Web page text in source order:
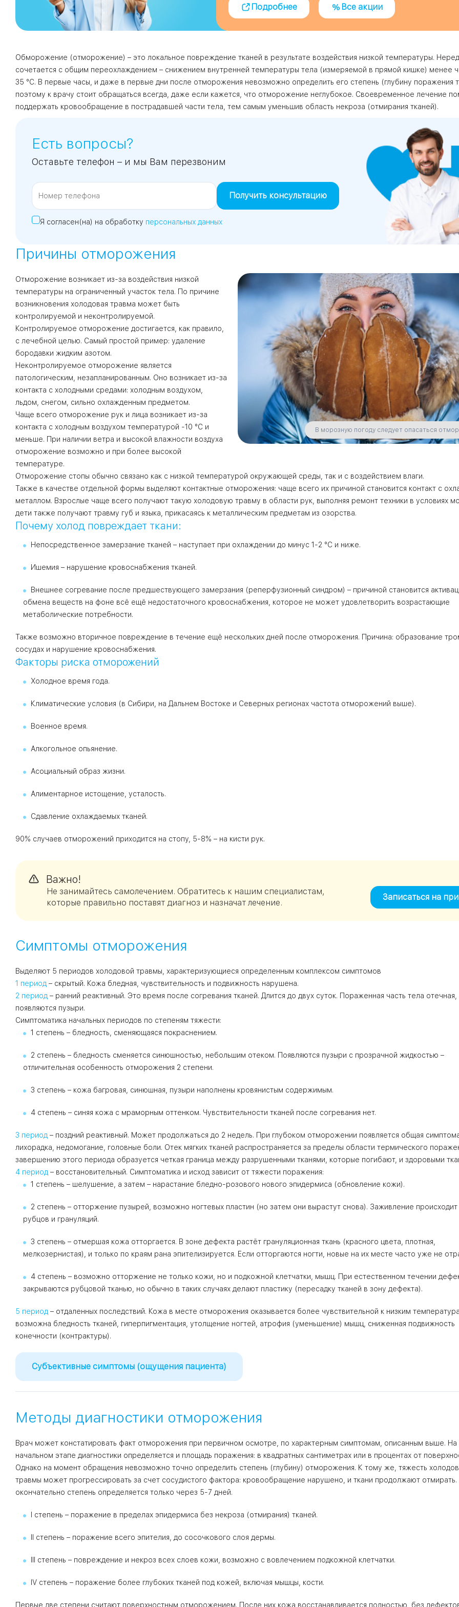
ЮВАО
ЮАО
ЮЗАО
ЗАО
ЦАО
03
06
09
1 2
14
16
Теплый Стан Шипиловская
Пражская
Академическая
Университет
Академика
Янгеля
Подробнее Все акции
Обморожение (отморожение) – это локальное повреждение тканей в результате воздействия низкой температуры.
сочетается с общим переохлаждением – снижением внутренней температуры тела (измеряемой в прямой кишке) менее
35 °C. В первые часы, и даже в первые дни после отморожения невозможно определить его степень (глубину поражения
поэтому к врачу стоит обращаться всегда, даже если кажется, что отморожение неглубокое. Своевременное лечение
поддержать кровообращение в пострадавшей части тела, тем самым уменьшив область некроза (отмирания тканей).
Есть вопросы?
Оставьте телефон – и мы Вам перезвоним
Получить консультацию
Я согласен(на) на обработку персональных данных
Причины отморожения
В морозную погоду следует опасаться
Отморожение возникает из-за воздействия низкой
температуры на ограниченный участок тела. По причине
возникновения холодовая травма может быть
контролируемой и неконтролируемой.
Контролируемое отморожение достигается, как правило,
с лечебной целью. Самый простой пример: удаление
бородавки жидким азотом.
Неконтролируемое отморожение является
патологическим, незапланированным. Оно возникает из-за
контакта с холодными средами: холодным воздухом,
льдом, снегом, сильно охлажденным предметом.
Чаще всего отморожение рук и лица возникает из-за
контакта с холодным воздухом температурой -10 °C и
меньше. При наличии ветра и высокой влажности воздуха
отморожение возможно и при более высокой
температуре.
Отморожение стопы обычно связано как с низкой температурой окружающей среды, так и с воздействием влаги.
Также в качестве отдельной формы выделяют контактные отморожения: чаще всего их причиной становится контакт с
металлом. Взрослые чаще всего получают такую холодовую травму в области рук, выполняя ремонт техники в условиях
дети также получают травму губ и языка, прикасаясь к металлическим предметам из озорства.
Почему холод повреждает ткани:
Непосредственное замерзание тканей – наступает при охлаждении до минус 1-2 °C и ниже.
Ишемия – нарушение кровоснабжения тканей.
Внешнее согревание после предшествующего замерзания (реперфузионный синдром) – причиной становится
обмена веществ на фоне всё ещё недостаточного кровоснабжения, которое не может удовлетворить возрастающие
метаболические потребности.
Также возможно вторичное повреждение в течение ещё нескольких дней после отморожения. Причина: образование
сосудах и нарушение кровоснабжения.
Факторы риска отморожений
Холодное время года.
Климатические условия (в Сибири, на Дальнем Востоке и Северных регионах частота отморожений выше).
Военное время.
Алкогольное опьянение.
Асоциальный образ жизни.
Алиментарное истощение, усталость.
Сдавление охлаждаемых тканей.
90% случаев отморожений приходится на стопу, 5-8% – на кисти рук.
Важно!
Не занимайтесь самолечением. Обратитесь к нашим специалистам,
которые правильно поставят диагноз и назначат лечение.
Записаться на
Симптомы отморожения
Выделяют 5 периодов холодовой травмы, характеризующиеся определенным комплексом симптомов
1 период – скрытый. Кожа бледная, чувствительность и подвижность нарушена.
2 период – ранний реактивный. Это время после согревания тканей. Длится до двух суток. Пораженная часть тела
появляются пузыри.
Симптоматика начальных периодов по степеням тяжести:
1 степень – бледность, сменяющаяся покраснением.
2 степень – бледность сменяется синюшностью, небольшим отеком. Появляются пузыри с прозрачной жидкостью –
отличительная особенность отморожения 2 степени.
3 степень – кожа багровая, синюшная, пузыри наполнены кровянистым содержимым.
4 степень – синяя кожа с мраморным оттенком. Чувствительности тканей после согревания нет.
3 период – поздний реактивный. Может продолжаться до 2 недель. При глубоком отморожении появляется общая
лихорадка, недомогание, головные боли. Отек мягких тканей распространяется за пределы области термического
завершению этого периода образуется четкая граница между разрушенными тканями, которые погибают, и здоровыми
4 период – восстановительный. Симптоматика и исход зависит от тяжести поражения:
1 степень – шелушение, а затем – нарастание бледно-розового нового эпидермиса (обновление кожи).
2 степень – отторжение пузырей, возможно ногтевых пластин (но затем они вырастут снова). Заживление
рубцов и грануляций.
3 степень – отмершая кожа отторгается. В зоне дефекта растёт грануляционная ткань (красного цвета, плотная,
мелкозернистая), и только по краям рана эпителизируется. Если отторгаются ногти, новые на их месте часто уже не
4 степень – возможно отторжение не только кожи, но и подкожной клетчатки, мышц. При естественном течении
закрываются рубцовой тканью, но обычно в таких случаях делают пластику (пересадку тканей в зону дефекта).
5 период – отдаленных последствий. Кожа в месте отморожения оказывается более чувствительной к низким
возможна бледность тканей, гиперпигментация, утолщение ногтей, атрофия (уменьшение) мышц, сниженная подвижность
конечности (контрактуры).
Субъективные симптомы (ощущения пациента)
Методы диагностики отморожения
Врач может констатировать факт отморожения при первичном осмотре, по характерным симптомам, описанным выше. На
начальном этапе диагностики определяется и площадь поражения: в квадратных сантиметрах или в процентах от
Однако на момент обращения невозможно точно определить степень (глубину) отморожения. К тому же, тяжесть
травмы может прогрессировать за счет сосудистого фактора: кровообращение нарушено, и ткани продолжают
окончательно степень определяется только через 5-7 дней.
I степень – поражение в пределах эпидермиса без некроза (отмирания) тканей.
II степень – поражение всего эпителия, до сосочкового слоя дермы.
III степень – повреждение и некроз всех слоев кожи, возможно с вовлечением подкожной клетчатки.
IV степень – поражение более глубоких тканей под кожей, включая мышцы, кости.
Первые две степени считают поверхностным отморожением. После них кожа восстанавливается полностью, без